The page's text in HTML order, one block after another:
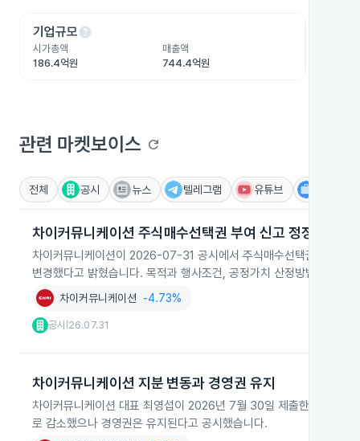
기업규모help
시가총액
186.4억원
매출액
744.4억원
관련 마켓보이스 refresh
전체 공시 뉴스 텔레그램 유튜브
차이커뮤니케이션 주식매수선택권 부여 신고 정정
차이커뮤니케이션이 2026-07-31 공시에서 주식매수선택권 부여
변경했다고 밝혔습니다. 목적과 행사조건, 공정가치 산정방법은 기존
차이커뮤니케이션 -4.73%
공시 26.07.31
차이커뮤니케이션 지분 변동과 경영권 유지
차이커뮤니케이션 대표 최영섭이 2026년 7월 30일 제출한 보고
로 감소했으나 경영권은 유지된다고 공시했습니다.